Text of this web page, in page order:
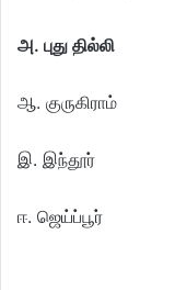
அ. புது தில்லி
ஆ. குருகிராம்
இ. இந்தூர்
ஈ. ஜெய்ப்பூர்